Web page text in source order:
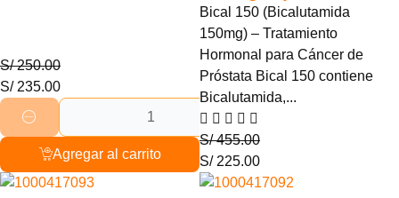
S/250.00
S/235.00
Agregar al carrito
Bical 150 (Bicalutamida
150mg) – Tratamiento
Hormonal para Cáncer de
Próstata Bical 150 contiene
Bicalutamida,...
S/455.00
S/225.00